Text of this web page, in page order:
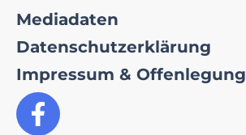
Mediadaten
Datenschutzerklärung
Impressum & Offenlegung